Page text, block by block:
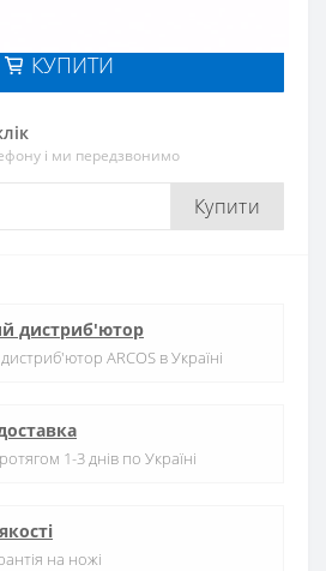
КУПИТИ
і ми передзвонимо
Купити
дистриб'ютор
ARCOS в Україні
1-3 днів по Україні
на ножі